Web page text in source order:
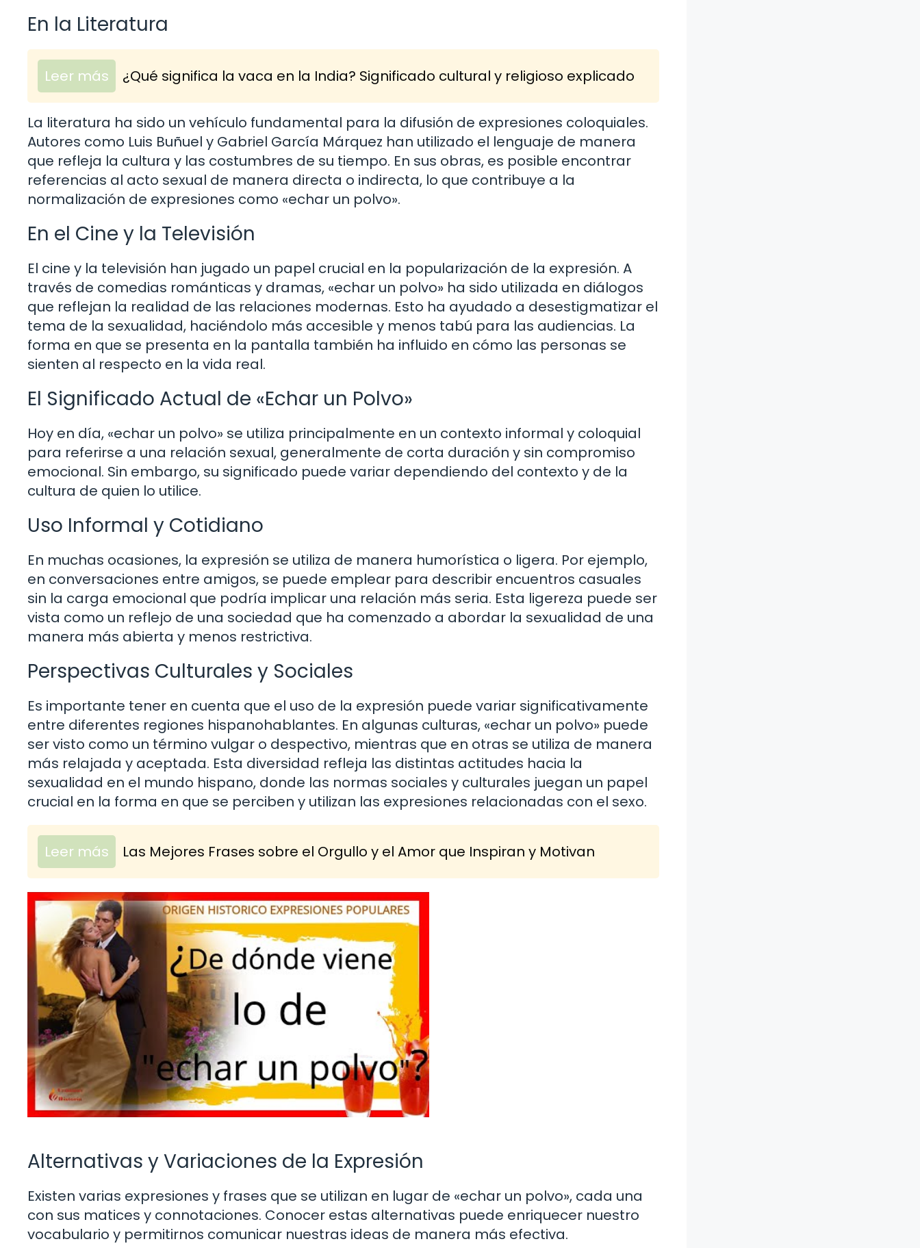
En la Literatura
Leer más ¿Qué significa la vaca en la India? Significado cultural y religioso explicado
La literatura ha sido un vehículo fundamental para la difusión de expresiones coloquiales.
Autores como Luis Buñuel y Gabriel García Márquez han utilizado el lenguaje de manera
que refleja la cultura y las costumbres de su tiempo. En sus obras, es posible encontrar
referencias al acto sexual de manera directa o indirecta, lo que contribuye a la
normalización de expresiones como «echar un polvo».
En el Cine y la Televisión
El cine y la televisión han jugado un papel crucial en la popularización de la expresión. A
través de comedias románticas y dramas, «echar un polvo» ha sido utilizada en diálogos
que reflejan la realidad de las relaciones modernas. Esto ha ayudado a desestigmatizar el
tema de la sexualidad, haciéndolo más accesible y menos tabú para las audiencias. La
forma en que se presenta en la pantalla también ha influido en cómo las personas se
sienten al respecto en la vida real.
El Significado Actual de «Echar un Polvo»
Hoy en día, «echar un polvo» se utiliza principalmente en un contexto informal y coloquial
para referirse a una relación sexual, generalmente de corta duración y sin compromiso
emocional. Sin embargo, su significado puede variar dependiendo del contexto y de la
cultura de quien lo utilice.
Uso Informal y Cotidiano
En muchas ocasiones, la expresión se utiliza de manera humorística o ligera. Por ejemplo,
en conversaciones entre amigos, se puede emplear para describir encuentros casuales
sin la carga emocional que podría implicar una relación más seria. Esta ligereza puede ser
vista como un reflejo de una sociedad que ha comenzado a abordar la sexualidad de una
manera más abierta y menos restrictiva.
Perspectivas Culturales y Sociales
Es importante tener en cuenta que el uso de la expresión puede variar significativamente
entre diferentes regiones hispanohablantes. En algunas culturas, «echar un polvo» puede
ser visto como un término vulgar o despectivo, mientras que en otras se utiliza de manera
más relajada y aceptada. Esta diversidad refleja las distintas actitudes hacia la
sexualidad en el mundo hispano, donde las normas sociales y culturales juegan un papel
crucial en la forma en que se perciben y utilizan las expresiones relacionadas con el sexo.
Leer más Las Mejores Frases sobre el Orgullo y el Amor que Inspiran y Motivan
Alternativas y Variaciones de la Expresión
Existen varias expresiones y frases que se utilizan en lugar de «echar un polvo», cada una
con sus matices y connotaciones. Conocer estas alternativas puede enriquecer nuestro
vocabulario y permitirnos comunicar nuestras ideas de manera más efectiva.